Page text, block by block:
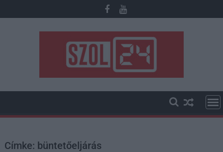
to
Címke: büntetőeljárás